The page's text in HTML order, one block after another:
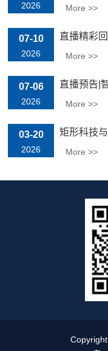
2026 More >>
07-10
2026
直播精彩
More >>
07-06
2026
直播预告|
More >>
03-20
2026
矩形科技
More >>